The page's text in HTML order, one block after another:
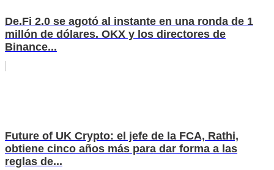
De.Fi 2.0 se agotó al instante en una ronda de 1
millón de dólares. OKX y los directores de
Binance...
Future of UK Crypto: el jefe de la FCA, Rathi,
obtiene cinco años más para dar forma a las
reglas de...